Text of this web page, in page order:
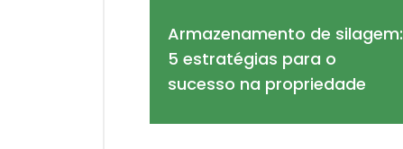
Armazenamento de silagem:
5 estratégias para o
sucesso na propriedade